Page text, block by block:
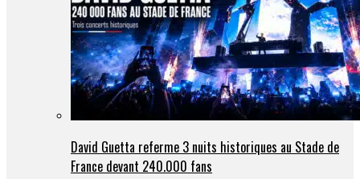
David Guetta referme 3 nuits historiques au Stade de
France devant 240.000 fans